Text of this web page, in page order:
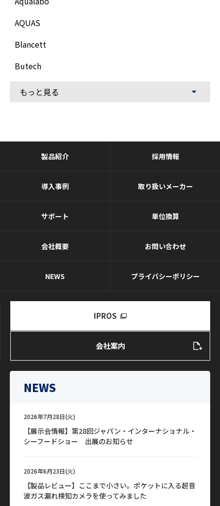
AQUAS
Blancett
Butech
もっと見る
製品紹介
導入事例
サポート
会社概要
NEWS
採用情報
取り扱いメーカー
単位換算
お問い合わせ
プライバシーポリシー
会社案内
IPROS
NEWS
2026年7月28日(火)
【展示会情報】第28回ジャパン・インターナショナル・
シーフードショー 出展のお知らせ
2026年6月23日(火)
【製品レビュー】ここまで小さい。ポケットに入る超音
波ガス漏れ検知カメラを使ってみました